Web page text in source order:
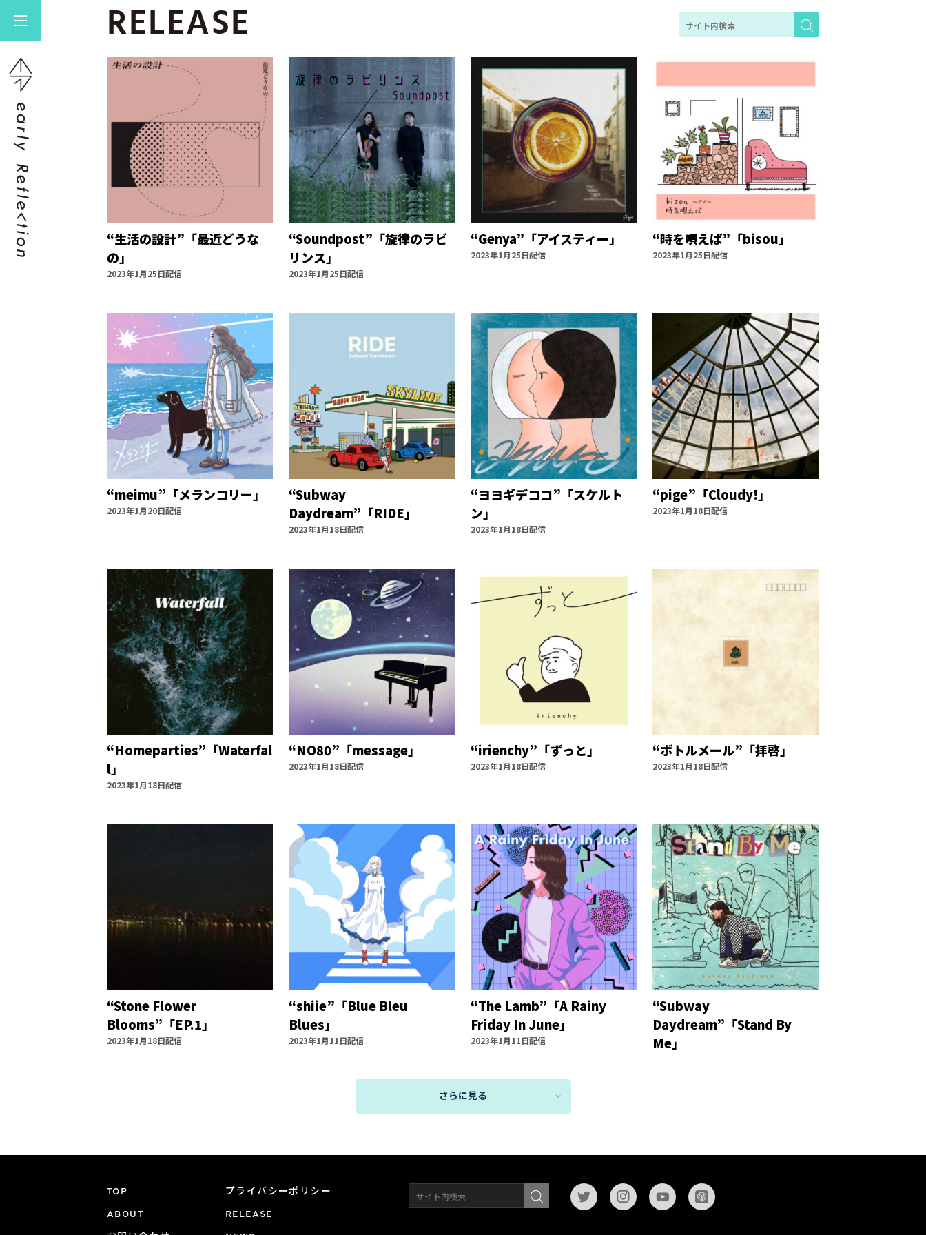
RELEASE
“生活の設計”「最近どうな
の」
2023年1月25日配信
“Soundpost”「旋律のラビ
リンス」
2023年1月25日配信
“Genya”「アイスティー」
2023年1月25日配信
“時を唄えば”「bisou」
2023年1月25日配信
“meimu”「メランコリー」
2023年1月20日配信
“Subway
Daydream”「RIDE」
2023年1月18日配信
“ヨヨギデココ”「スケルト
ン」
2023年1月18日配信
“pige”「Cloudy!」
2023年1月18日配信
“Homeparties”「Waterfal
l」
2023年1月18日配信
“NO80”「message」
2023年1月18日配信
“irienchy”「ずっと」
2023年1月18日配信
“ボトルメール”「拝啓」
2023年1月18日配信
“Stone Flower
Blooms”「EP.1」
2023年1月18日配信
“shiie”「Blue Bleu
Blues」
2023年1月11日配信
“The Lamb”「A Rainy
Friday In June」
2023年1月11日配信
“Subway
Daydream”「Stand By
Me」
さらに見る
TOP プライバシーポリシー
ABOUT RELEASE